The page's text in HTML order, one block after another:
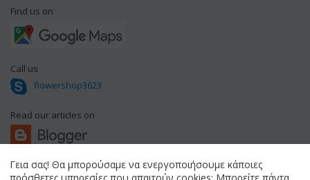
Find us on
Call us
flowershop3623
Read our articles on
Γεια σας! Θα μπορούσαμε να ενεργοποιήσουμε κάποιες